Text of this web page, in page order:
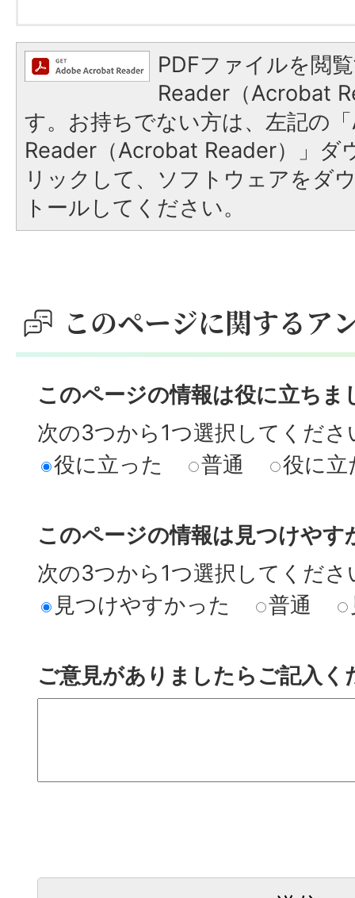
PDFファイルを閲
Reader（Acrobat
す。お持ちでない方は、左記の
Reader（Acrobat Reader）」ダ
リックして、ソフトウェアをダ
トールしてください。
このページに関するア
このページの情報は役に立ちま
次の3つから1つ選択してくださ
役に立った
普通 役に立
このページの情報は見つけやす
次の3つから1つ選択してくださ
見つけやすかった
普通
ご意見がありましたらご記入く